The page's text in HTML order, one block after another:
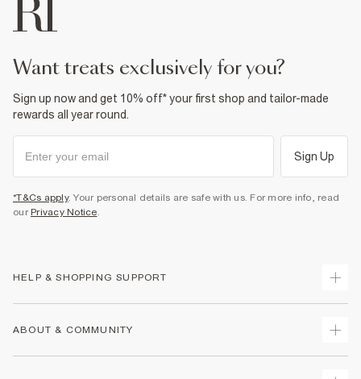
want treats exclusively for you?
Sign up now and get 10% off* your first shop and tailor-made
rewards all year round.
Sign Up
*T&Cs apply. Your personal details are safe with us. For more info, read
our Privacy Notice.
HELP & SHOPPING SUPPORT
ABOUT & COMMUNITY